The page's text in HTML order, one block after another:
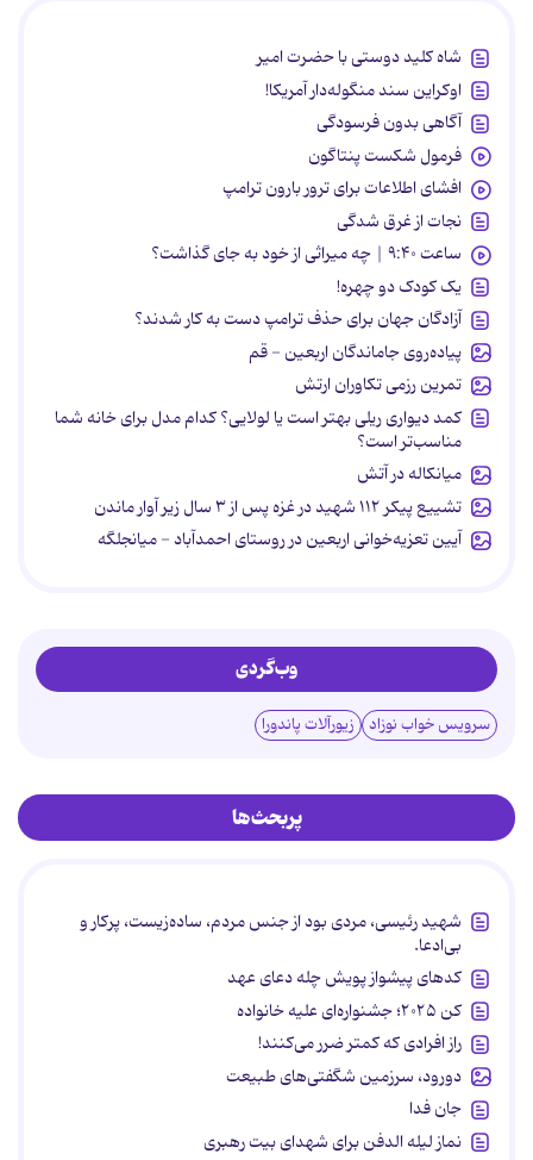
شاه کلید دوستی با حضرت امیر
اوکراین سند منگوله‌دار آمریکا!
آگاهی بدون فرسودگی
فرمول شکست پنتاگون
افشای اطلاعات برای ترور بارون ترامپ
نجات از غرق شدگی
ساعت ۹:۴۰ | چه میراثی از خود به جای گذاشت؟
یک کودک دو چهره!
آزادگان جهان برای حذف ترامپ دست به کار شدند؟
پیاده‌روی جاماندگان اربعین - قم
تمرین رزمی تکاوران ارتش
کمد دیواری ریلی بهتر است یا لولایی؟ کدام مدل برای خانه شما
مناسب‌تر است؟
میانکاله در آتش
تشییع پیکر ۱۱۲ شهید در غزه پس از ۳ سال زیر آوار ماندن
آیین تعزیه‌خوانی اربعین در روستای احمدآباد - میانجلگه
وب‌گردی
سرویس خواب نوزاد زیورآلات پاندورا
پربحث‌ها
شهید رئیسی، مردی بود از جنس مردم، ساده‌زیست، پرکار و
بی‌ادعا.
کدهای پیشواز پویش چله دعای عهد
کن ۲۰۲۵؛ جشنواره‌ای علیه خانواده
راز افرادی که کمتر ضرر می‌کنند!
دورود، سرزمین شگفتی‌های طبیعت
جان فدا
نماز لیله الدفن برای شهدای بیت رهبری